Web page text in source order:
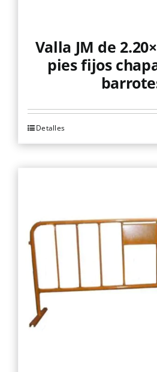
Valla JM de
pies fijos
Detalles